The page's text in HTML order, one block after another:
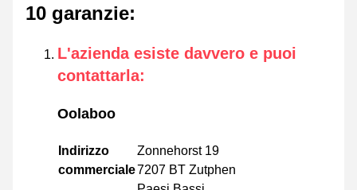
10 garanzie:
L'azienda esiste davvero e puoi
contattarla:
Oolaboo
Indirizzo
commerciale
Zonnehorst 19
7207 BT Zutphen